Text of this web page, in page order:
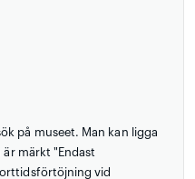
på museet. Man kan ligga
märkt "Endast
vid